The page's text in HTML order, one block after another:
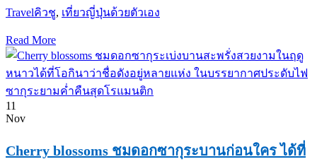
Travelคิวชู, เที่ยวญี่ปุ่นด้วยตัวเอง
Read More
11
Nov
Cherry blossoms ชมดอกซากุระบานก่อนใคร ได้ที่